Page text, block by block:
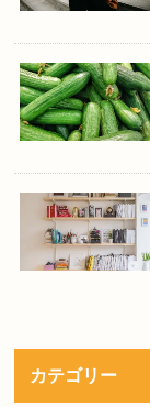
カテゴリー